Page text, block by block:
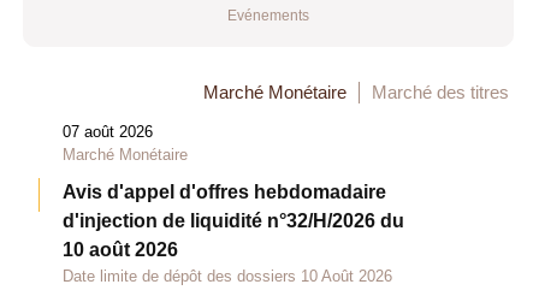
Evénements
Marché Monétaire Marché des titres
07 août 2026
Marché Monétaire
Avis d'appel d'offres hebdomadaire
d'injection de liquidité n°32/H/2026 du
10 août 2026
Date limite de dépôt des dossiers 10 Août 2026